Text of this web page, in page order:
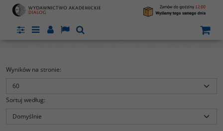
PanelMenuPanelLangSzukaj
Wyników na stronie:
Sortuj według: